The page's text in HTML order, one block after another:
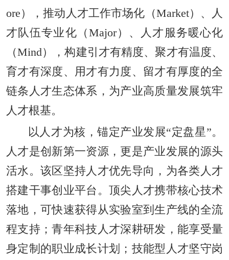
ore），推动人才工作市场化（Market）、人
才队伍专业化（Major）、人才服务暖心化
（Mind），构建引才有精度、聚才有温度、
育才有深度、用才有力度、留才有厚度的全
链条人才生态体系，为产业高质量发展筑牢
人才根基。
以人才为核，锚定产业发展“定盘星”。
人才是创新第一资源，更是产业发展的源头
活水。该区坚持人才优先导向，为各类人才
搭建干事创业平台。顶尖人才携带核心技术
落地，可快速获得从实验室到生产线的全流
程支持；青年科技人才深耕研发，能享受量
身定制的职业成长计划；技能型人才坚守岗